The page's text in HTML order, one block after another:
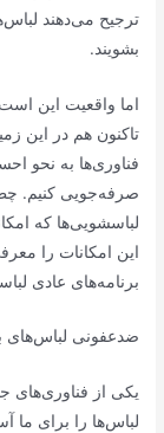
ترجیح می‌دهند
بشویند.
اما واقعیت این
تاکنون هم در این
فناوری‌ها به نحو
صرفه‌جویی کنیم.
لباسشویی‌ها که
این امکانات را
برنامه‌های عادی
ضدعفونی
یکی از